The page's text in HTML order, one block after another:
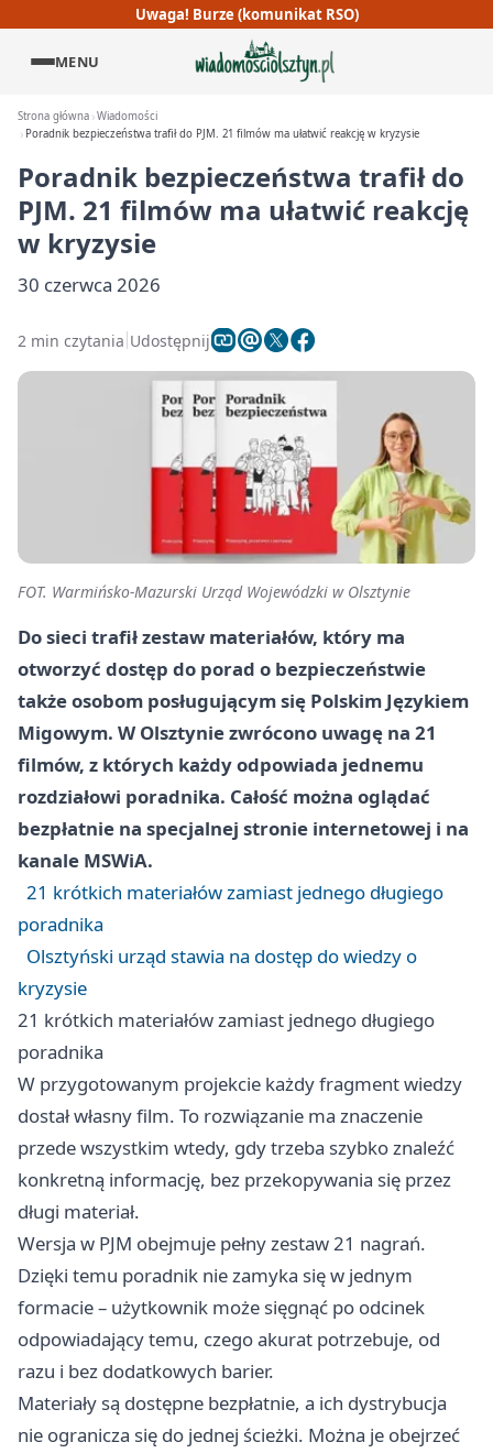
Uwaga! Burze (komunikat RSO)
MENU
Strona główna Wiadomości
Poradnik bezpieczeństwa trafił do PJM. 21 filmów ma ułatwić reakcję w kryzysie
Poradnik bezpieczeństwa trafił do
PJM. 21 filmów ma ułatwić reakcję
w kryzysie
30 czerwca 2026
2 min czytania Udostępnij
FOT. Warmińsko-Mazurski Urząd Wojewódzki w Olsztynie
Do sieci trafił zestaw materiałów, który ma
otworzyć dostęp do porad o bezpieczeństwie
także osobom posługującym się Polskim Językiem
Migowym. W Olsztynie zwrócono uwagę na 21
filmów, z których każdy odpowiada jednemu
rozdziałowi poradnika. Całość można oglądać
bezpłatnie na specjalnej stronie internetowej i na
kanale MSWiA.
21 krótkich materiałów zamiast jednego długiego
poradnika
Olsztyński urząd stawia na dostęp do wiedzy o
kryzysie
21 krótkich materiałów zamiast jednego długiego
poradnika
W przygotowanym projekcie każdy fragment wiedzy
dostał własny film. To rozwiązanie ma znaczenie
przede wszystkim wtedy, gdy trzeba szybko znaleźć
konkretną informację, bez przekopywania się przez
długi materiał.
Wersja w PJM obejmuje pełny zestaw 21 nagrań.
Dzięki temu poradnik nie zamyka się w jednym
formacie – użytkownik może sięgnąć po odcinek
odpowiadający temu, czego akurat potrzebuje, od
razu i bez dodatkowych barier.
Materiały są dostępne bezpłatnie, a ich dystrybucja
nie ogranicza się do jednej ścieżki. Można je obejrzeć